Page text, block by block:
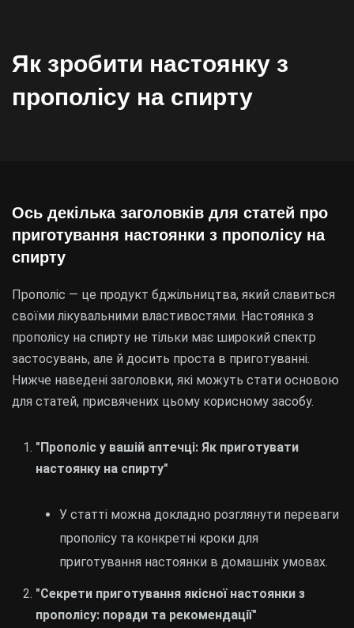
Як зробити настоянку з
прополісу на спирту
Ось декілька заголовків для статей про
приготування настоянки з прополісу на
спирту
Прополіс — це продукт бджільництва, який славиться
своїми лікувальними властивостями. Настоянка з
прополісу на спирту не тільки має широкий спектр
застосувань, але й досить проста в приготуванні.
Нижче наведені заголовки, які можуть стати основою
для статей, присвячених цьому корисному засобу.
"Прополіс у вашій аптечці: Як приготувати
настоянку на спирту"
У статті можна докладно розглянути переваги
прополісу та конкретні кроки для
приготування настоянки в домашніх умовах.
"Секрети приготування якісної настоянки з
прополісу: поради та рекомендації"